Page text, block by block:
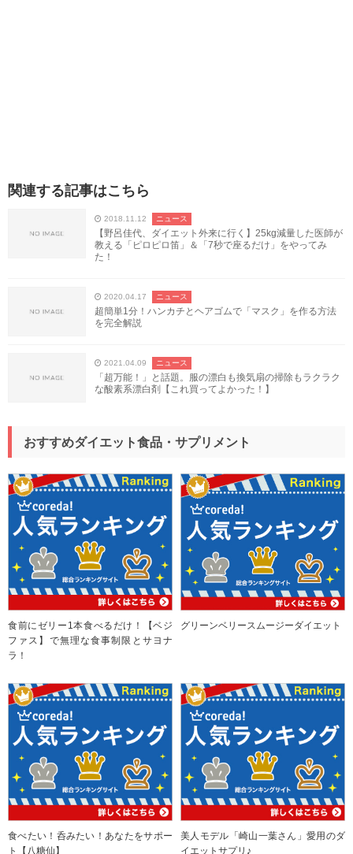
関連する記事はこちら
2018.11.12 ニュース
【野呂佳代、ダイエット外来に行く】25kg減量した医師が
教える「ピロピロ笛」＆「7秒で座るだけ」をやってみ
た！
2020.04.17 ニュース
超簡単1分！ハンカチとヘアゴムで「マスク」を作る方法
を完全解説
2021.04.09 ニュース
「超万能！」と話題。服の漂白も換気扇の掃除もラクラク
な酸素系漂白剤【これ買ってよかった！】
おすすめダイエット食品・サプリメント
食前にゼリー1本食べるだけ！【ベジ
ファス】で無理な食事制限とサヨナ
ラ！
グリーンベリースムージーダイエット
食べたい！呑みたい！あなたをサポー
ト【八糖仙】
美人モデル「崎山一葉さん」愛用のダ
イエットサプリ♪